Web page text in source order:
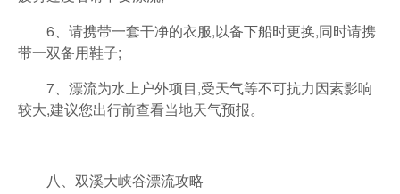
6、请携带一套干净的衣服,以备下船时更换,同时请携
带一双备用鞋子;
7、漂流为水上户外项目,受天气等不可抗力因素影响
较大,建议您出行前查看当地天气预报。
八、双溪大峡谷漂流攻略